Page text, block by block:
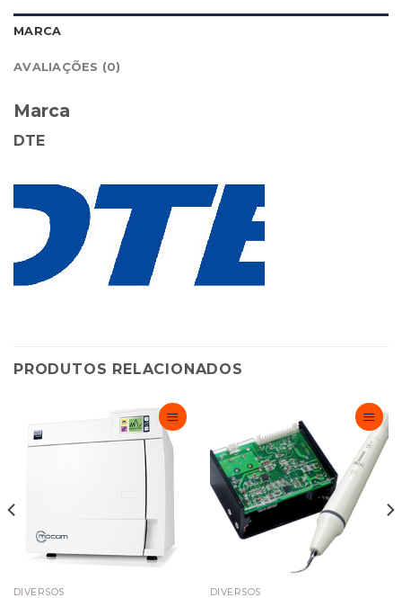
MARCA
AVALIAÇÕES (0)
Marca
DTE
PRODUTOS RELACIONADOS
Adicionar
Favoritos
DIVERSOS
Adicionar
Favoritos
DIVERSOS